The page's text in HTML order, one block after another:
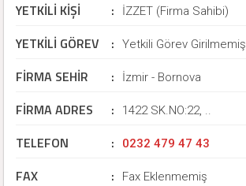
YETKİLİ KİŞİ : İZZET (Firma Sahibi)
YETKİLİ GÖREV : Yetkili Görev Girilmemiş
FİRMA SEHİR : İzmir - Bornova
FİRMA ADRES : 1422 SK.NO:22, ..
TELEFON : 0232 479 47 43
FAX : Fax Eklenmemiş